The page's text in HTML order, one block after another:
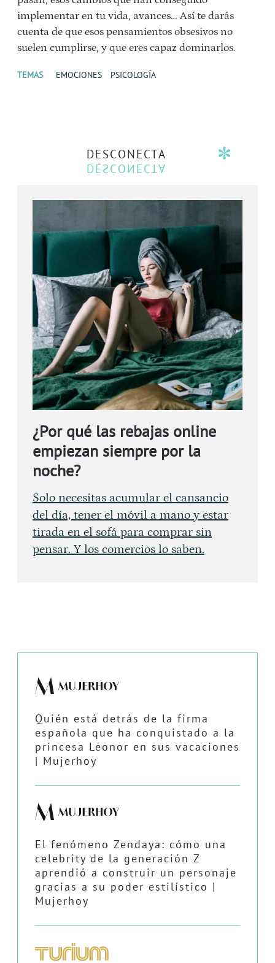
implementar en tu vida, avances… Así te darás
cuenta de que esos pensamientos obsesivos no
suelen cumplirse, y que eres capaz dominarlos.
TEMAS EMOCIONES PSICOLOGÍA
DESCONECTA
¿Por qué las rebajas online
empiezan siempre por la
noche?
Solo necesitas acumular el cansancio
del día, tener el móvil a mano y estar
tirada en el sofá para comprar sin
pensar. Y los comercios lo saben.
Quién está detrás de la firma
española que ha conquistado a la
princesa Leonor en sus vacaciones
| Mujerhoy
El fenómeno Zendaya: cómo una
celebrity de la generación Z
aprendió a construir un personaje
gracias a su poder estilístico |
Mujerhoy